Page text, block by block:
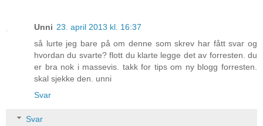
Unni 23. april 2013 kl. 16:37
så lurte jeg bare på om denne som skrev har fått svar og
hvordan du svarte? flott du klarte legge det av forresten. du
er bra nok i massevis. takk for tips om ny blogg forresten.
skal sjekke den. unni
Svar
Svar